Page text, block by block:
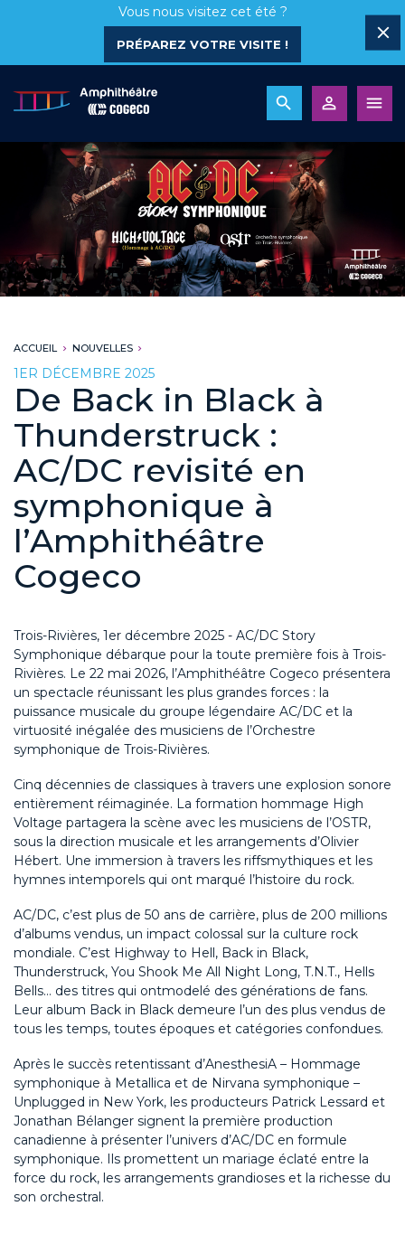
Vous nous visitez cet été ?
PRÉPAREZ VOTRE VISITE !
ACCUEIL NOUVELLES
1ER DÉCEMBRE 2025
De Back in Black à
Thunderstruck :
AC/DC revisité en
symphonique à
l’Amphithéâtre
Cogeco
Trois-Rivières, 1er décembre 2025 - AC/DC Story
Symphonique débarque pour la toute première fois à Trois-
Rivières. Le 22 mai 2026, l’Amphithéâtre Cogeco présentera
un spectacle réunissant les plus grandes forces : la
puissance musicale du groupe légendaire AC/DC et la
virtuosité inégalée des musiciens de l’Orchestre
symphonique de Trois-Rivières.
Cinq décennies de classiques à travers une explosion sonore
entièrement réimaginée. La formation hommage High
Voltage partagera la scène avec les musiciens de l’OSTR,
sous la direction musicale et les arrangements d’Olivier
Hébert. Une immersion à travers les riffsmythiques et les
hymnes intemporels qui ont marqué l’histoire du rock.
AC/DC, c’est plus de 50 ans de carrière, plus de 200 millions
d’albums vendus, un impact colossal sur la culture rock
mondiale. C’est Highway to Hell, Back in Black,
Thunderstruck, You Shook Me All Night Long, T.N.T., Hells
Bells… des titres qui ontmodelé des générations de fans.
Leur album Back in Black demeure l’un des plus vendus de
tous les temps, toutes époques et catégories confondues.
Après le succès retentissant d’AnesthesiA – Hommage
symphonique à Metallica et de Nirvana symphonique –
Unplugged in New York, les producteurs Patrick Lessard et
Jonathan Bélanger signent la première production
canadienne à présenter l’univers d’AC/DC en formule
symphonique. Ils promettent un mariage éclaté entre la
force du rock, les arrangements grandioses et la richesse du
son orchestral.